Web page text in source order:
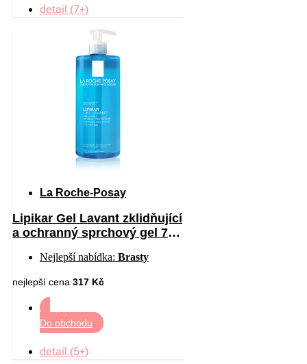
detail (7+)
La Roche-Posay
Lipikar Gel Lavant zklidňující
a ochranný sprchový gel 750
Nejlepší nabídka: Brasty
nejlepší cena 317 Kč
Do obchodu
detail (5+)